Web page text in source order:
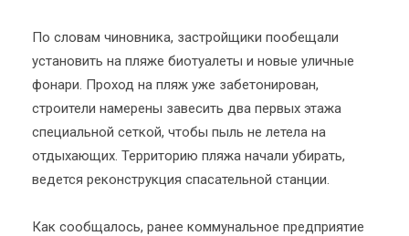
По словам чиновника, застройщики пообещали
установить на пляже биотуалеты и новые уличные
фонари. Проход на пляж уже забетонирован,
строители намерены завесить два первых этажа
специальной сеткой, чтобы пыль не летела на
отдыхающих. Территорию пляжа начали убирать,
ведется реконструкция спасательной станции.
Как сообщалось, ранее коммунальное предприятие